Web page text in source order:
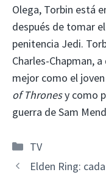
Olega, Torbin está
después de tomar
penitencia Jedi.
Charles-Chapman,
mejor como el
of Thronesy como
guerra de Sam
Categorías
TV
Elden Ring: